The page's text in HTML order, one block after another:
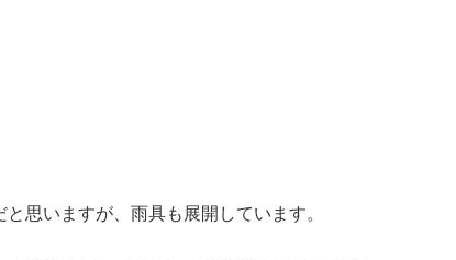
思いますが、雨具も展開しています。